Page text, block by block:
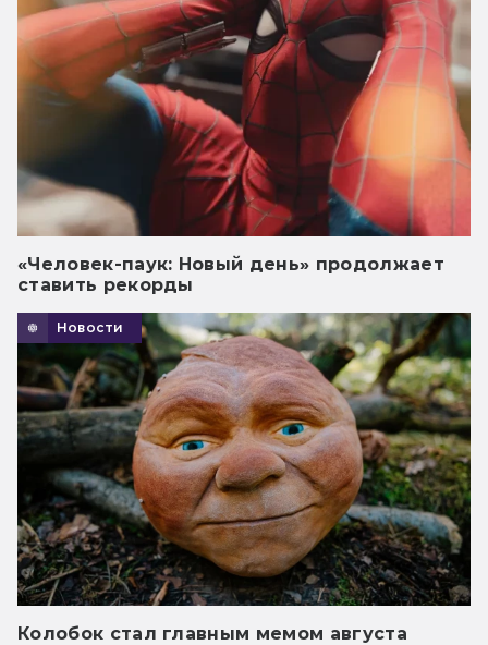
«Человек-паук: Новый день» продолжает
ставить рекорды
Новости
Колобок стал главным мемом августа